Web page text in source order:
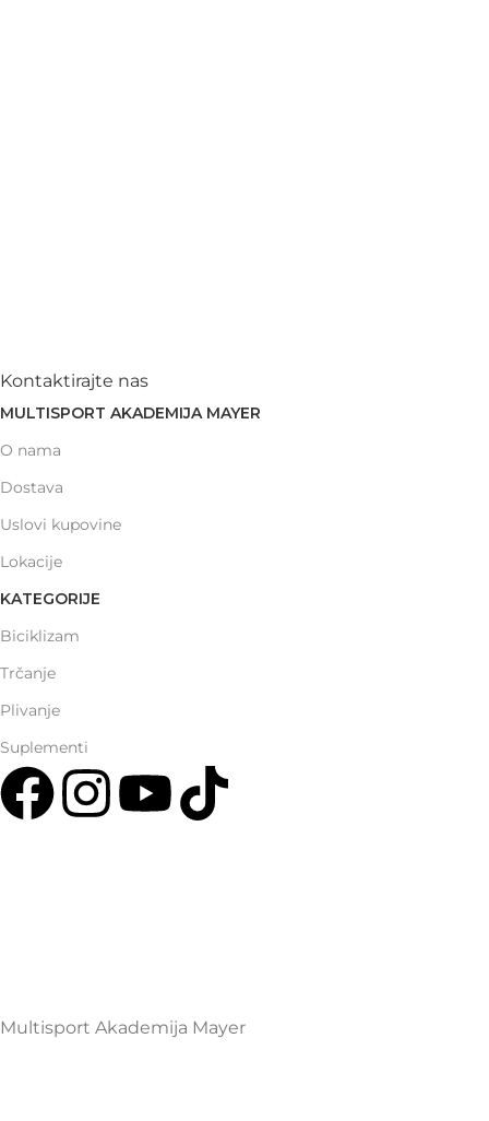
Kontaktirajte nas
MULTISPORT AKADEMIJA MAYER
O nama
Dostava
Uslovi kupovine
Lokacije
KATEGORIJE
Biciklizam
Trčanje
Plivanje
Suplementi
Multisport Akademija Mayer